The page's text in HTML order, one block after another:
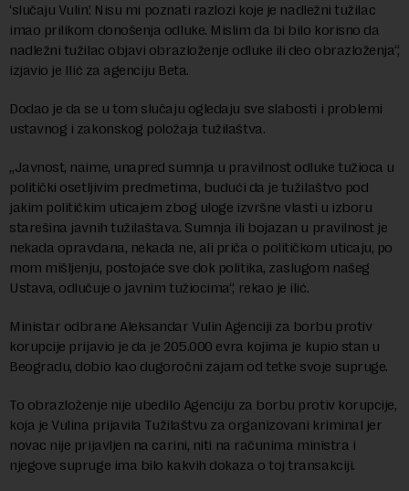
‘slučaju Vulin’. Nisu mi poznati razlozi koje je nadležni tužilac
imao prilikom donošenja odluke. Mislim da bi bilo korisno da
nadležni tužilac objavi obrazloženje odluke ili deo obrazloženja“,
izjavio je Ilić za agenciju Beta.
Dodao je da se u tom slučaju ogledaju sve slabosti i problemi
ustavnog i zakonskog položaja tužilaštva.
„Javnost, naime, unapred sumnja u pravilnost odluke tužioca u
politički osetljivim predmetima, budući da je tužilaštvo pod
jakim političkim uticajem zbog uloge izvršne vlasti u izboru
starešina javnih tužilaštava. Sumnja ili bojazan u pravilnost je
nekada opravdana, nekada ne, ali priča o političkom uticaju, po
mom mišljenju, postojaće sve dok politika, zaslugom našeg
Ustava, odlučuje o javnim tužiocima“, rekao je ilić.
Ministar odbrane Aleksandar Vulin Agenciji za borbu protiv
korupcije prijavio je da je 205.000 evra kojima je kupio stan u
Beogradu, dobio kao dugoročni zajam od tetke svoje supruge.
To obrazloženje nije ubedilo Agenciju za borbu protiv korupcije,
koja je Vulina prijavila Tužilaštvu za organizovani kriminal jer
novac nije prijavljen na carini, niti na računima ministra i
njegove supruge ima bilo kakvih dokaza o toj transakciji.